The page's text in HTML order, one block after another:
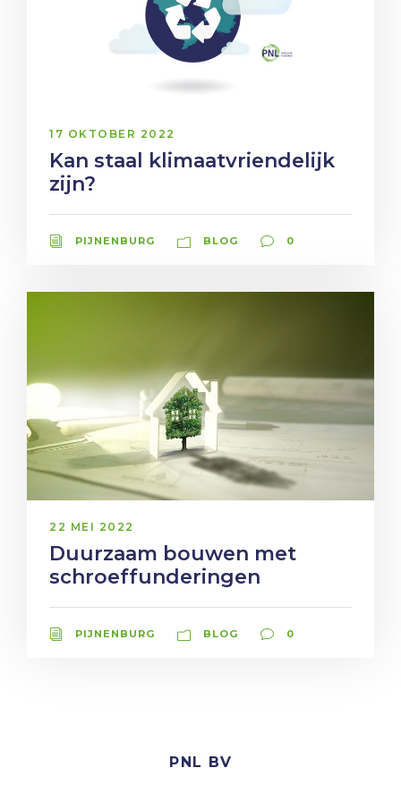
17 OKTOBER 2022
Kan staal klimaatvriendelijk
zijn?
PIJNENBURG BLOG 0
22 MEI 2022
Duurzaam bouwen met
schroeffunderingen
PIJNENBURG BLOG 0
PNL BV